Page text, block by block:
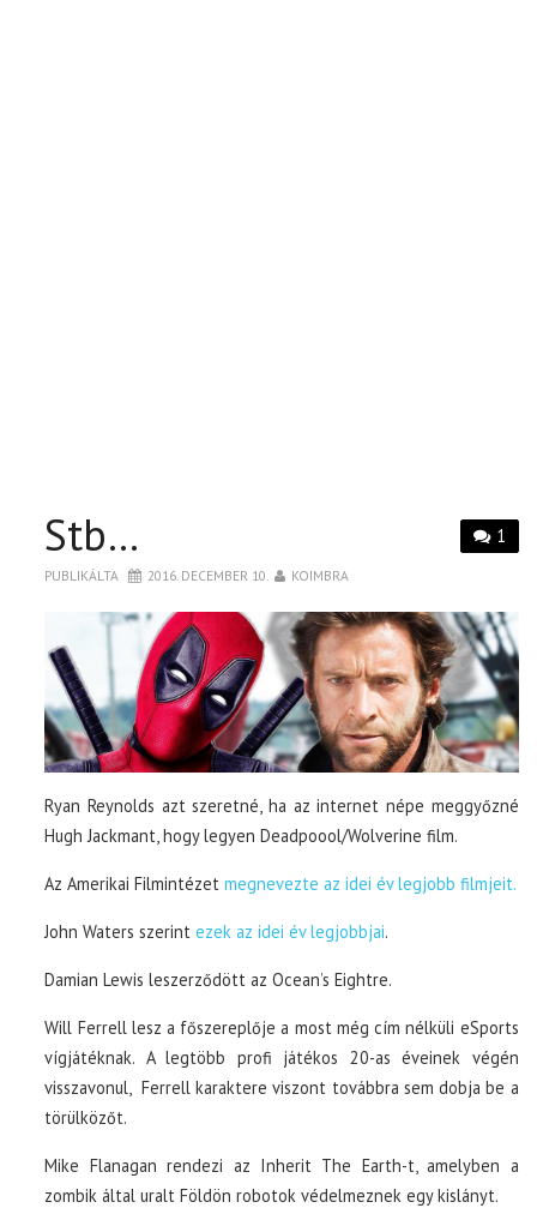
1
Stb…
PUBLIKÁLTA 2016. DECEMBER 10. KOIMBRA
Ryan Reynolds azt szeretné, ha az internet népe meggyőzné
Hugh Jackmant, hogy legyen Deadpoool/Wolverine film.
Az Amerikai Filmintézetmegnevezte az idei év legjobb filmjeit.
John Waters szerint ezek az idei év legjobbjai.
Damian Lewis leszerződött az Ocean’s Eightre.
Will Ferrell lesz a főszereplője a most még cím nélküli eSports
vígjátéknak. A legtöbb profi játékos 20-as éveinek végén
visszavonul, Ferrell karaktere viszont továbbra sem dobja be a
törülközőt.
Mike Flanagan rendezi az Inherit The Earth-t, amelyben a
zombik által uralt Földön robotok védelmeznek egy kislányt.